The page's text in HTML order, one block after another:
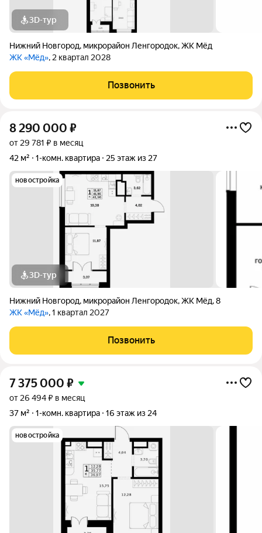
3D-тур
Нижний Новгород, микрорайон Ленгородок,ЖК Мёд
ЖК «Мёд», 2 квартал 2028
Позвонить
8 290 000 ₽
от 29 781 ₽ в месяц
42 м²
1-комн. квартира 25 этаж из 27
новостройка
3D-тур
Нижний Новгород, микрорайон Ленгородок,ЖК Мёд,8
ЖК «Мёд», 1 квартал 2027
Позвонить
7 375 000 ₽
от 26 494 ₽ в месяц
37 м²
1-комн. квартира 16 этаж из 24
новостройка